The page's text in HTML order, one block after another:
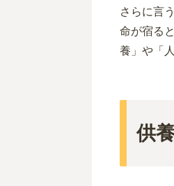
さらに言
命が宿る
養」や「
供